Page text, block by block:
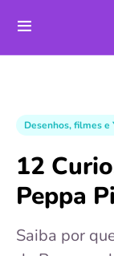
Desenhos, filmes e
12
Peppa
Saiba por